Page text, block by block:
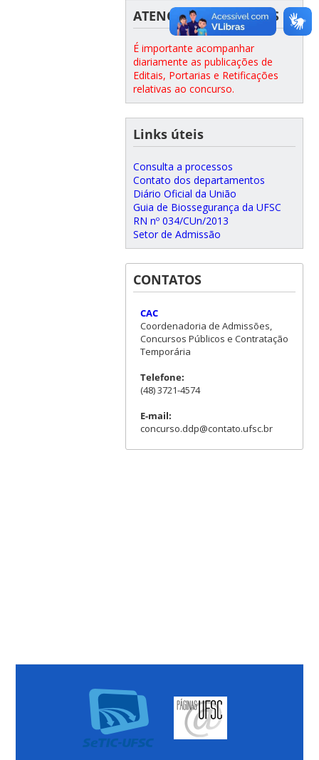
ATENÇÃO CANDIDATOS
É importante acompanhar
diariamente as publicações de
Editais, Portarias e Retificações
relativas ao concurso.
Links úteis
Consulta a processos
Contato dos departamentos
Diário Oficial da União
Guia de Biossegurança da UFSC
RN nº 034/CUn/2013
Setor de Admissão
CONTATOS
CAC
Coordenadoria de Admissões,
Concursos Públicos e Contratação
Temporária
Telefone:
(48) 3721-4574
E-mail:
concurso.ddp@contato.ufsc.br